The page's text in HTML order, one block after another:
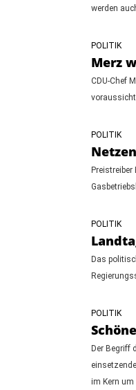
werden
POLITIK
Merz
CDU-Chef
POLITIK
POLITIK
Das
POLITIK
Der Begriff
im Kern